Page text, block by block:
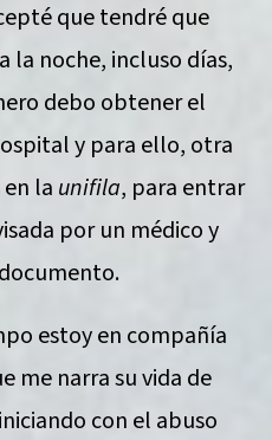
que tendré que
la noche, incluso días,
debo obtener el
y para ello, otra
la unifila, para entrar
por un médico y
estoy en compañía
me narra su vida de
con el abuso